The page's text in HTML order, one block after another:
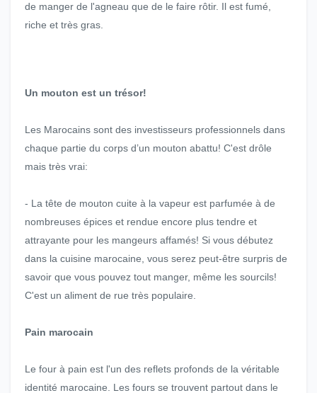
de manger de l'agneau que de le faire rôtir. Il est fumé,
riche et très gras.
Un mouton est un trésor!
Les Marocains sont des investisseurs professionnels dans
chaque partie du corps d’un mouton abattu! C'est drôle
mais très vrai:
- La tête de mouton cuite à la vapeur est parfumée à de
nombreuses épices et rendue encore plus tendre et
attrayante pour les mangeurs affamés! Si vous débutez
dans la cuisine marocaine, vous serez peut-être surpris de
savoir que vous pouvez tout manger, même les sourcils!
C'est un aliment de rue très populaire.
Pain marocain
Le four à pain est l'un des reflets profonds de la véritable
identité marocaine. Les fours se trouvent partout dans le